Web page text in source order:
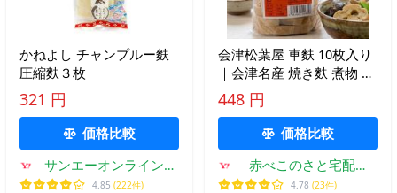
かねよし チャンプルー麩
圧縮麩３枚
321 円
価格比較
サンエーオンラインシ
ョップ Yahoo!店
4.85 (222件)
会津松葉屋 車麩 10枚入り
｜会津名産 焼き麩 煮物 味
噌汁 おでん 保存食 ヘルシ
ー
448 円
価格比較
赤べこのさと宅配便
COWBEかうべ ヤフー
4.78 (23件)